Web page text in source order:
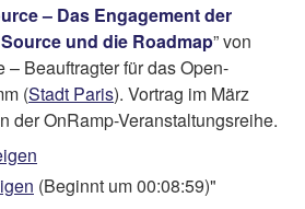
– Das Engagement der
und die Roadmap” von
Beauftragter für das Open-
(Stadt Paris). Vortrag im März
der OnRamp-Veranstaltungsreihe.
(Beginnt um 00:08:59)"